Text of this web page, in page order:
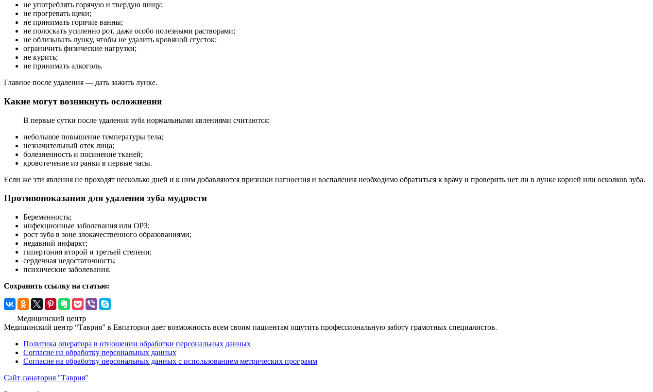
не употреблять горячую и твердую пищу;
не прогревать щеки;
не принимать горячие ванны;
не полоскать усиленно рот, даже особо полезными растворами;
не облизывать лунку, чтобы не удалить кровяной сгусток;
ограничить физические нагрузки;
не курить;
не принимать алкоголь.
Главное после удаления — дать зажить лунке.
Какие могут возникнуть осложнения
В первые сутки после удаления зуба нормальными явлениями считаются:
небольшое повышение температуры тела;
незначительный отек лица;
болезненность и посинение тканей;
кровотечение из ранки в первые часы.
Если же эти явления не проходят несколько дней и к ним добавляются признаки нагноения и воспаления необходимо обратиться к врачу и проверить нет ли в лунке корней или осколков зуба.
Противопоказания для удаления зуба мудрости
Беременность;
инфекционные заболевания или ОРЗ;
рост зуба в зоне злокачественного образованиями;
недавний инфаркт;
гипертония второй и третьей степени;
сердечная недостаточность;
психические заболевания.
Сохранить ссылку на статью:
Медицинский центр
Медицинский центр “Таврия” в Евпатории дает возможность всем своим пациентам ощутить профессиональную заботу грамотных специалистов.
Политика оператора в отношении обработки персональных данных
Согласие на обработку персональных данных
Согласие на обработку персональных данных с использованием метрических программ
Сайт санатория "Таврия"